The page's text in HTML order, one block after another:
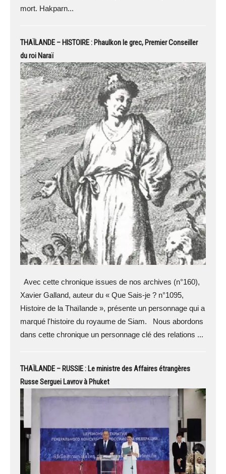
mort. Hakparn...
THAÏLANDE – HISTOIRE : Phaulkon le grec, Premier Conseiller
du roi Naraï
Avec cette chronique issues de nos archives (n°160),
Xavier Galland, auteur du « Que Sais-je ? n°1095,
Histoire de la Thaïlande », présente un personnage qui a
marqué l'histoire du royaume de Siam. Nous abordons
dans cette chronique un personnage clé des relations ...
THAÏLANDE – RUSSIE : Le ministre des Affaires étrangères
Russe Serguei Lavrov à Phuket